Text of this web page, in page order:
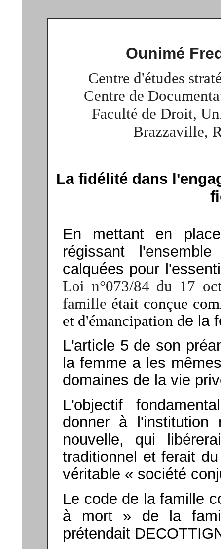
Ounimé
Centre d'études
Centre de
Faculté de Droit,
Brazzaville,
La fidélité dans
En mettant en
régissant
calquées pour
Loi n°073/84 du 17
famille était conçue
et d'émancipation de la
L'article 5 de son
la femme a les
domaines de la vie
L'objectif
donner à l'institution
nouvelle, qui
traditionnel et ferait
véritable « société
Le code de la famille
à mort » de la
prétendait